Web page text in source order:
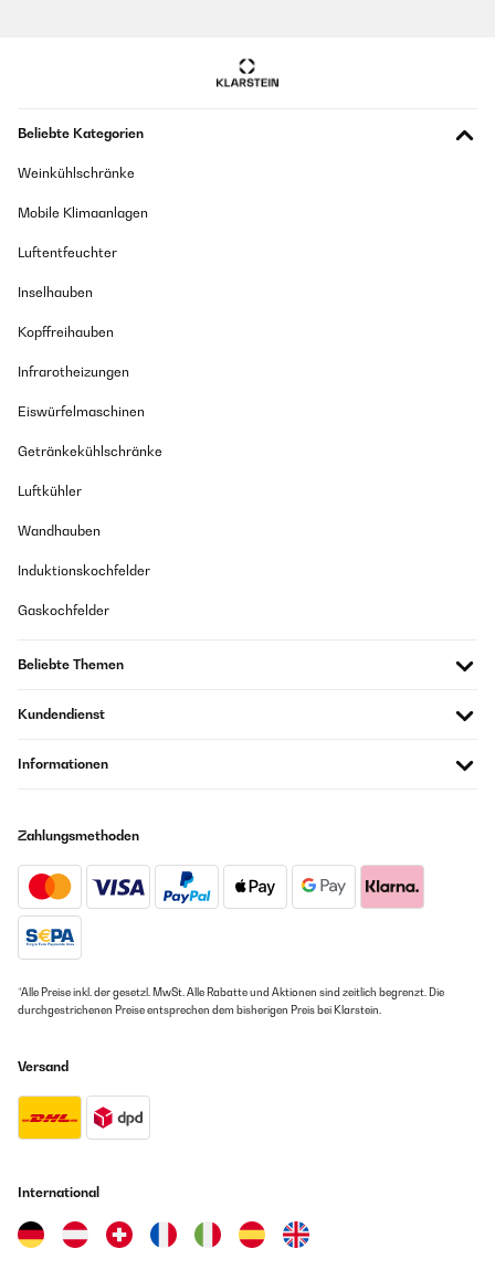
Beliebte Kategorien
Weinkühlschränke
Mobile Klimaanlagen
Luftentfeuchter
Inselhauben
Kopffreihauben
Infrarotheizungen
Eiswürfelmaschinen
Getränkekühlschränke
Luftkühler
Wandhauben
Induktionskochfelder
Gaskochfelder
Beliebte Themen
Kundendienst
Informationen
Zahlungsmethoden
*Alle Preise inkl. der gesetzl. MwSt. Alle Rabatte und Aktionen sind zeitlich begrenzt. Die
durchgestrichenen Preise entsprechen dem bisherigen Preis bei Klarstein.
Versand
International